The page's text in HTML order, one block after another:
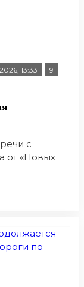
13:33 9
с
от «Новых